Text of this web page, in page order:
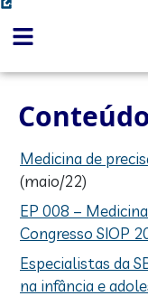
conteúdo
Medicina de
(maio/22)
EP 008 –
Congresso SIOP
Especialistas da
na infância e